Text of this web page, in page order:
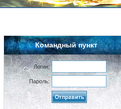
Командный пункт
Логин:
Пароль: